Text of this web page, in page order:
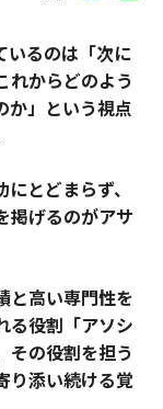
いるのは「次に
れからどのよう
か」という視点
とどまらず、
掲げるのがアサ
と高い専門性を
る役割「アソシ
その役割を担う
り添い続ける覚